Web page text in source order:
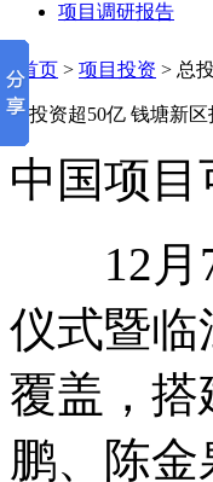
项目调研报告
首页 > 项目投资 > 总
总投资超50亿 钱塘新
中国项
12月7
仪式暨临
覆盖，搭
鹏、陈金